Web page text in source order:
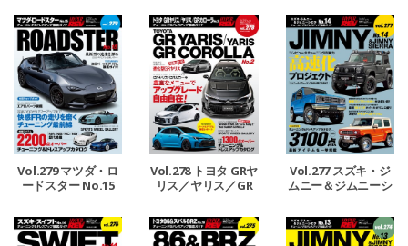
Vol.279 マツダ・ロ
ードスター No.15
Vol.278 トヨタ GRヤ
リス／ヤリス／GR
Vol.277 スズキ・ジ
ムニー＆ジムニーシ